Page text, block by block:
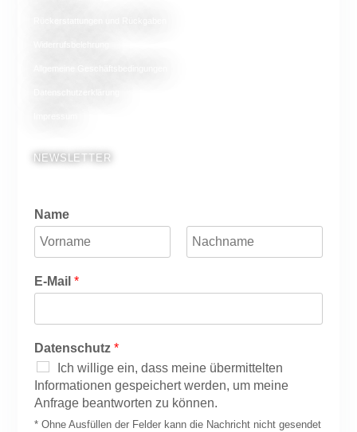
NEWSLETTER
Name
o
r
m
a
E-Mail*
Datenschutz*
Ich willige ein, dass meine übermittelten
Informationen gespeichert werden, um meine
Anfrage beantworten zu können.
* Ohne Ausfüllen der Felder kann die Nachricht nicht gesendet